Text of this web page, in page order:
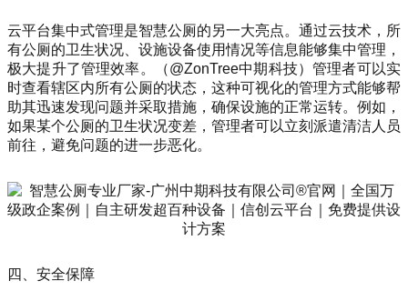
云平台集中式管理是智慧公厕的另一大亮点。通过云技术，所
有公厕的卫生状况、设施设备使用情况等信息能够集中管理，
极大提升了管理效率。（@ZonTree中期科技）管理者可以实
时查看辖区内所有公厕的状态，这种可视化的管理方式能够帮
助其迅速发现问题并采取措施，确保设施的正常运转。例如，
如果某个公厕的卫生状况变差，管理者可以立刻派遣清洁人员
前往，避免问题的进一步恶化。
四、安全保障